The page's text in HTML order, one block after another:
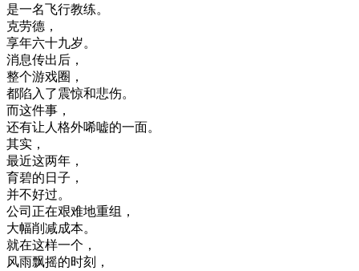
是一名飞行教练。
克劳德 ，
享年六十九岁。
消息传出 后 ，
整个游戏圈 ，
都陷入了震惊和悲伤。
而这件事 ，
还有让人格外唏嘘的一面。
其实 ，
最近这两年 ，
育碧的 日子 ，
并不好过。
公司 正在艰难地重组 ，
大幅削减成本。
就在这样一个 ，
风雨飘摇的时刻
，